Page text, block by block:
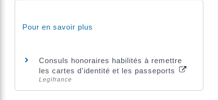
Pour en savoir plus
Consuls honoraires habilités à remettre
les cartes d'identité et les passeports
Legifrance